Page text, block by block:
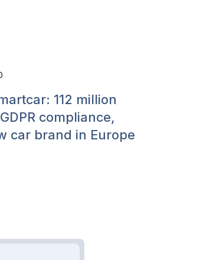
112 million
compliance,
car brand in Europe